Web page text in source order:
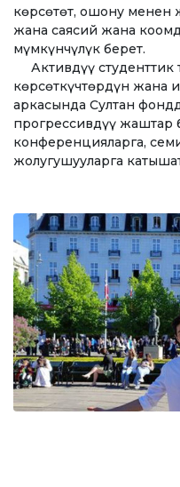
credit_cardТӨЛӨӨ
БИЛИМ ДЕҢГЭЭЛИҢИЗ
Бакалавр
Магистратура
Адистик
ОКУТУУ БАГЫТЫ
Экономика
Менеджмент жана
Туризм
Дарылоо иши
Маалымат
көрсөтөт, ошону менен
жана саясий жана
мүмкүнчүлүк берет.
Активдүү студенттик
көрсөткүчтөрдүн жана
аркасында Султан
прогрессивдүү жаштар
конференцияларга,
жолугушууларга